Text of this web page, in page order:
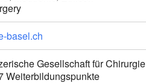
basel.ch
Gesellschaft für Chirurgie
Weiterbildungspunkte